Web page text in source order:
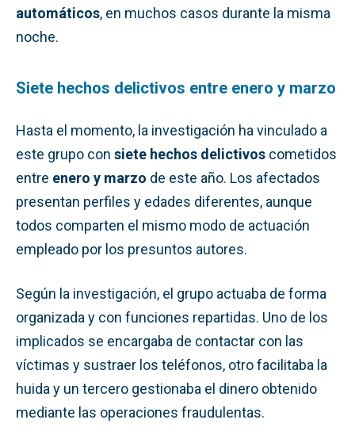
automáticos, en muchos casos durante la misma
noche.
Siete hechos delictivos entre enero y marzo
Hasta el momento, la investigación ha vinculado a
este grupo con siete hechos delictivos cometidos
entre enero y marzo de este año. Los afectados
presentan perfiles y edades diferentes, aunque
todos comparten el mismo modo de actuación
empleado por los presuntos autores.
Según la investigación, el grupo actuaba de forma
organizada y con funciones repartidas. Uno de los
implicados se encargaba de contactar con las
víctimas y sustraer los teléfonos, otro facilitaba la
huida y un tercero gestionaba el dinero obtenido
mediante las operaciones fraudulentas.